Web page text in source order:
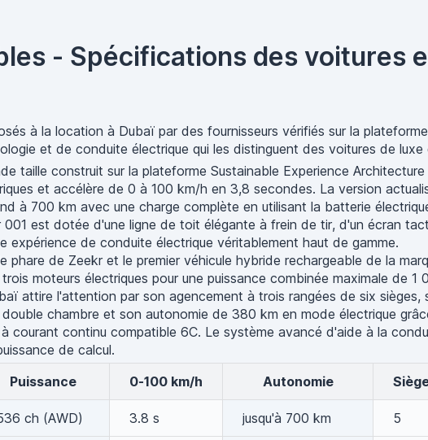
- Spécifications des voitures
à la location à Dubaï par des fournisseurs vérifiés sur la
et de conduite électrique qui les distinguent des voitures de luxe
taille construit sur la plateforme Sustainable Experience
et accélère de 0 à 100 km/h en 3,8 secondes. La version
à 700 km avec une charge complète en utilisant la batterie
001 est dotée d'une ligne de toit élégante à frein de tir, d'un écran
de conduite électrique véritablement haut de gamme.
phare de Zeekr et le premier véhicule hybride rechargeable de la
moteurs électriques pour une puissance combinée maximale de
attire l'attention par son agencement à trois rangées de six sièges,
chambre et son autonomie de 380 km en mode électrique
courant continu compatible 6C. Le système avancé d'aide à la
de calcul.
Puissance 0-100 km/h Autonomie
ch (AWD) 3.8 s jusqu'à 700 km 5